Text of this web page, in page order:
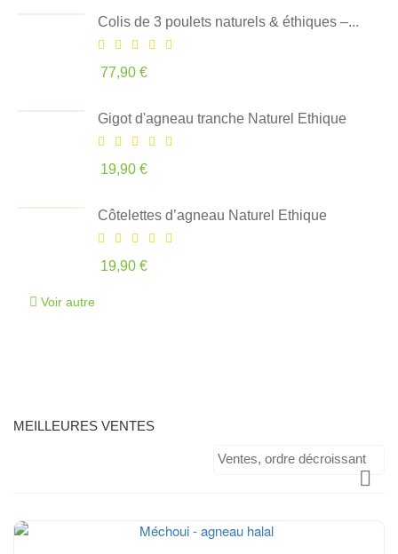
Colis de 3 poulets naturels & éthiques –...
77,90 €
Gigot d'agneau tranche Naturel Ethique
19,90 €
Côtelettes d’agneau Naturel Ethique
19,90 €
Voir autre
MEILLEURES VENTES
Ventes, ordre décroissant
